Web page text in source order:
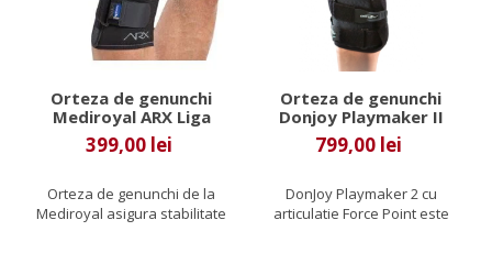
Orteza de genunchi
Mediroyal ARX Liga
Light
399,00 lei
Orteza de genunchi de la
Mediroyal asigura stabilitate
Orteza de genunchi
Donjoy Playmaker II
Force Point
799,00 lei
DonJoy Playmaker 2 cu
articulatie Force Point este